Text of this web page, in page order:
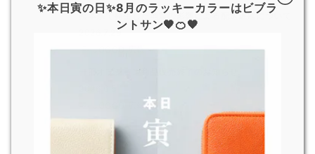
熊本県で発生した地震の影響による配送遅延について
2026.7.29
JOGGO 広報
一部オプション商品販売終了のお知らせ
JOGGO 広報
✨本日寅の日✨8月のラッキーカラーはビブラ
ントサン🧡🍊🧡